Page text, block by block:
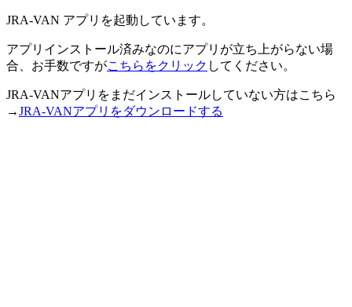
JRA-VAN アプリを起動しています。
アプリインストール済みなのにアプリが立ち上がらない場
合、お手数ですがこちらをクリック してください。
JRA-VANアプリをまだインストールしていない方はこちら
→JRA-VANアプリをダウンロードする